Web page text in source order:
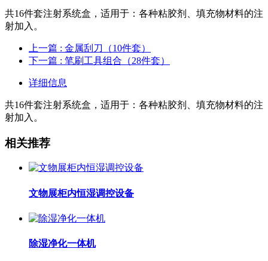
共16件套注射系统盒，适用于：各种粘胶剂、填充物材料的注
射加入。
上一篇 : 金属刮刀（10件套）
下一篇 : 笔刷工具组合（28件套）
详细信息
共16件套注射系统盒，适用于：各种粘胶剂、填充物材料的注
射加入。
相关推荐
文物展柜内恒湿调控设备
除湿净化一体机